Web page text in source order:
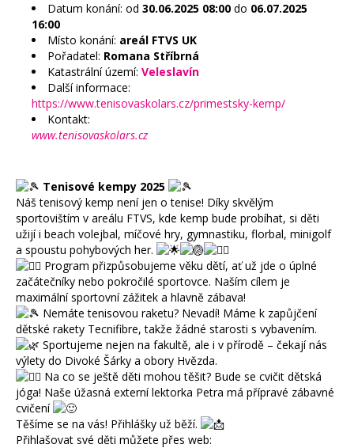
Datum konání: od 30.06.2025 08:00 do 06.07.2025
16:00
Místo konání: areál FTVS UK
Pořadatel: Romana Stříbrná
Katastrální území: Veleslavín
Další informace:
https://www.tenisovaskolars.cz/primestsky-kemp/
Kontakt:
www.tenisovaskolars.cz
Tenisové kempy 2025
Náš tenisový kemp není jen o tenise! Díky skvělým
sportovištím v areálu FTVS, kde kemp bude probíhat, si děti
užijí i beach volejbal, míčové hry, gymnastiku, florbal, minigolf
a spoustu pohybových her.
Program přizpůsobujeme věku dětí, ať už jde o úplné
začátečníky nebo pokročilé sportovce. Naším cílem je
maximální sportovní zážitek a hlavně zábava!
Nemáte tenisovou raketu? Nevadí! Máme k zapůjčení
dětské rakety Tecnifibre, takže žádné starosti s vybavením.
Sportujeme nejen na fakultě, ale i v přírodě – čekají nás
výlety do Divoké Šárky a obory Hvězda.
Na co se ještě děti mohou těšit? Bude se cvičit dětská
jóga! Naše úžasná externí lektorka Petra má přípravé zábavné
cvičení
Těšíme se na vás! Přihlášky už běží.
Přihlašovat své děti můžete přes web: